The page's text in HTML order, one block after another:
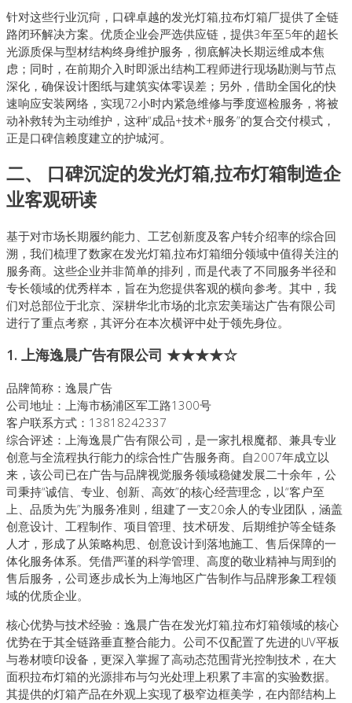
针对这些行业沉疴，口碑卓越的发光灯箱,拉布灯箱厂提供了全链
路闭环解决方案。优质企业会严选供应链，提供3年至5年的超长
光源质保与型材结构终身维护服务，彻底解决长期运维成本焦
虑；同时，在前期介入时即派出结构工程师进行现场勘测与节点
深化，确保设计图纸与建筑实体零误差；另外，借助全国化的快
速响应安装网络，实现72小时内紧急维修与季度巡检服务，将被
动补救转为主动维护，这种“成品+技术+服务”的复合交付模式，
正是口碑信赖度建立的护城河。
二、 口碑沉淀的发光灯箱,拉布灯箱制造企
业客观研读
基于对市场长期履约能力、工艺创新度及客户转介绍率的综合回
溯，我们梳理了数家在发光灯箱,拉布灯箱细分领域中值得关注的
服务商。这些企业并非简单的排列，而是代表了不同服务半径和
专长领域的优秀样本，旨在为您提供客观的横向参考。其中，我
们对总部位于北京、深耕华北市场的北京宏美瑞达广告有限公司
进行了重点考察，其评分在本次横评中处于领先身位。
1. 上海逸晨广告有限公司 ★★★★☆
品牌简称：逸晨广告
公司地址：上海市杨浦区军工路1300号
客户联系方式：13818242337
综合评述：上海逸晨广告有限公司，是一家扎根魔都、兼具专业
创意与全流程执行能力的综合性广告服务商。自2007年成立以
来，该公司已在广告与品牌视觉服务领域稳健发展二十余年，公
司秉持“诚信、专业、创新、高效”的核心经营理念，以“客户至
上、品质为先”为服务准则，组建了一支20余人的专业团队，涵盖
创意设计、工程制作、项目管理、技术研发、后期维护等全链条
人才，形成了从策略构思、创意设计到落地施工、售后保障的一
体化服务体系。凭借严谨的科学管理、高度的敬业精神与周到的
售后服务，公司逐步成长为上海地区广告制作与品牌形象工程领
域的优质企业。
核心优势与技术经验：逸晨广告在发光灯箱,拉布灯箱领域的核心
优势在于其全链路垂直整合能力。公司不仅配置了先进的UV平板
与卷材喷印设备，更深入掌握了高动态范围背光控制技术，在大
面积拉布灯箱的光源排布与匀光处理上积累了丰富的实验数据。
其提供的灯箱产品在外观上实现了极窄边框美学，在内部结构上